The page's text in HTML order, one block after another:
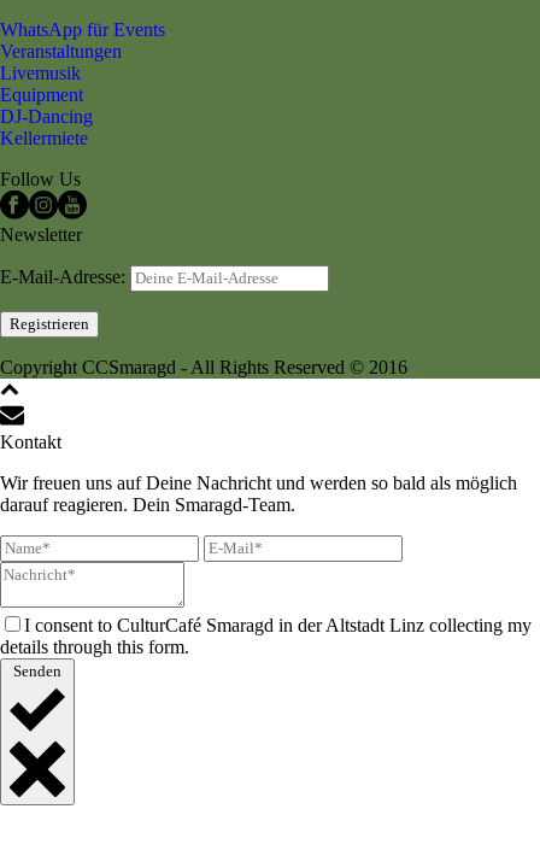
WhatsApp für Events
Veranstaltungen
Livemusik
Equipment
DJ-Dancing
Kellermiete
Follow Us
Newsletter
E-Mail-Adresse:
Copyright CCSmaragd - All Rights Reserved © 2016
Kontakt
Wir freuen uns auf Deine Nachricht und werden so bald als möglich
darauf reagieren. Dein Smaragd-Team.
I consent to CulturCafé Smaragd in der Altstadt Linz collecting my
details through this form.
Senden